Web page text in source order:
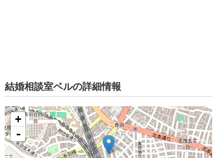
結婚相談室ベルの詳細情報
+
-